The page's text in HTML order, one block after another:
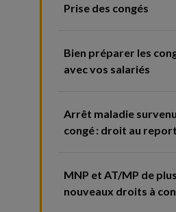
Prise des congés
Bien préparer les
avec vos salariés
Arrêt maladie
congé : droit au report
MNP et AT/MP de
nouveaux droits à